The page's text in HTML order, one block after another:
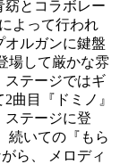
窈とコラボレー
よって行われ
オルガンに鍵盤
場して厳かな雰
ステージではギ
曲目『ドミノ』
ステージに登
続いての『もら
ら、 メロディ